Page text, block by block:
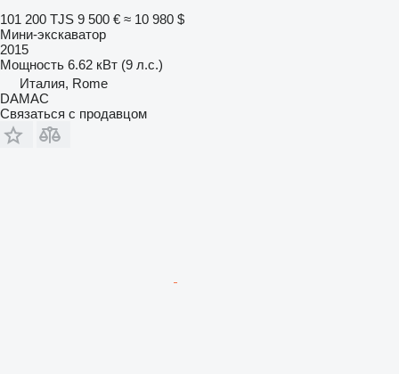
101 200 TJS 9 500 € ≈ 10 980 $
Мини-экскаватор
2015
Мощность 6.62 кВт (9 л.с.)
Италия, Rome
DAMAC
Связаться с продавцом